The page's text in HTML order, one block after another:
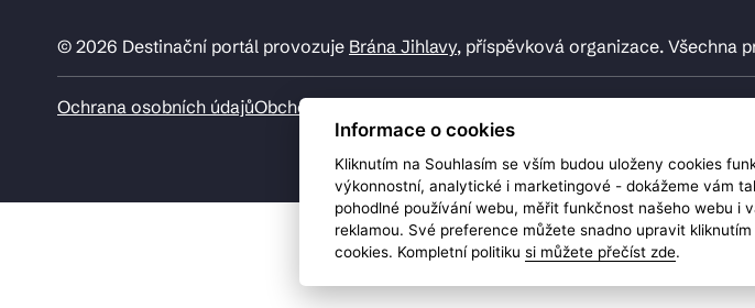
© 2026 Destinační portál provozuje Brána Jihlavy, příspěvková organizace. Všechna
Ochrana osobních údajůObchodní podmínky
Informace o cookies
Kliknutím na Souhlasím se vším budou uloženy cookies
výkonnostní, analytické i marketingové - dokážeme vám
pohodlné používání webu, měřit funkčnost našeho webu i
reklamou. Své preference můžete snadno upravit
cookies. Kompletní politiku si můžete přečíst zde.